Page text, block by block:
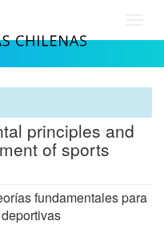
principles and
of sports
fundamentales para